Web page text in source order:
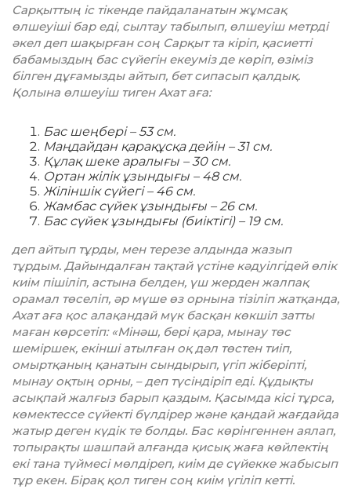
Сарқыттың іс тікенде пайдаланатын жұмсақ
өлшеуіші бар еді, сылтау табылып, өлшеуіш метрді
әкел деп шақырған соң Сарқыт та кіріп, қасиетті
баба­мыз­дың бас сүйегін екеуміз де көріп, өзіміз
білген дұғамызды айтып, бет сипасып қалдық.
Қолына өлшеуіш тиген Ахат аға:
Бас шеңбері – 53 см.
Маңдайдан қарақұсқа дейін – 31 см.
Құлақ шеке аралығы – 30 см.
Ортан жілік ұзындығы – 48 см.
Жіліншік сүйегі – 46 см.
Жамбас сүйек ұзындығы – 26 см.
Бас сүйек ұзындығы (биіктігі) – 19 см.
деп айтып тұрды, мен терезе алдында жазып
тұрдым. Дайын­далған тақтай үстіне кәдуілгідей өлік
киім пішіліп, астына белден, үш жерден жалпақ
орамал төселіп, әр мүше өз орнына тізіліп жатқанда,
Ахат аға қос алақандай мүк басқан көкшіл затты
маған көрсетіп: «Мінәш, бері қара, мынау төс
шеміршек, екінші атылған оқ дәл төстен тиіп,
омыртқаның қанатын сындырып, үгіп жіберіпті,
мынау оқтың орны, – деп түсіндіріп еді. Құдықты
асықпай жалғыз барып қаздым. Қасымда кісі тұрса,
көмектессе сүйекті бүлдірер және қандай жағдайда
жатыр деген күдік те болды. Бас көрінгеннен аялап,
топырақты шашпай алғанда қисық жаға көйлектің
екі тана түймесі мөлдіреп, киім де сүйекке жабысып
тұр екен. Бірақ қол тиген соң киім үгіліп кетті.